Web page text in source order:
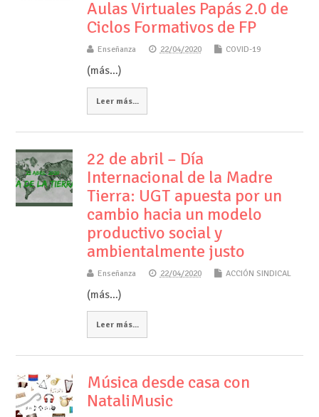
Aulas Virtuales Papás 2.0 de
Ciclos Formativos de FP
Enseñanza 22/04/2020 COVID-19
(más…)
Leer más...
22 de abril – Día
Internacional de la Madre
Tierra: UGT apuesta por un
cambio hacia un modelo
productivo social y
ambientalmente justo
Enseñanza 22/04/2020 ACCIÓN SINDICAL
(más…)
Leer más...
Música desde casa con
NataliMusic